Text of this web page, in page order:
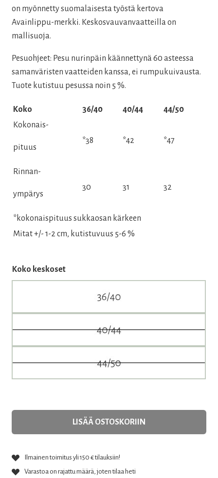
on myönnetty suomalaisesta työstä kertova
Avainlippu-merkki. Keskosvauvanvaatteilla on
mallisuoja.
Pesuohjeet: Pesu nurinpäin käännettynä 60 asteessa
samanväristen vaatteiden kanssa, ei rumpukuivausta.
Tuote kutistuu pesussa noin 5 %.
Koko 36/40 40/44
44/50
Kokonais-
pituus
*38 *42 *47
Rinnan-
ympärys
30 31 32
*kokonaispituus sukkaosan kärkeen
Mitat +/- 1-2 cm, kutistuvuus 5-6 %
Koko keskoset
LISÄÄ OSTOSKORIIN
Ilmainen toimitus yli 150 € tilauksiin!
Varastoa on rajattu määrä, joten tilaa heti